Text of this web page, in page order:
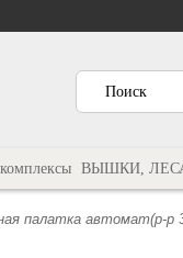
ВЫШКИ,
палатка автомат(р-р